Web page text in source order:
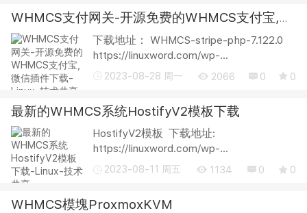
软件不...
WHMCS支付网关-开源免费的WHMCS支付宝,微信插件下载
下载地址： WHMCS-stripe-php-7.122.0
https://linuxword.com/wp-
content/uploads/2023/08/WHMCS-
stripe-php-7.122.0.zip WHMCS是一个非常
除个别公司自己开发了一...
2023-08-28 周一 2066 0 0
最新的WHMCS系统HostifyV2模板下载
HostifyV2模板 下载地址:
https://linuxword.com/wp-
content/uploads/2023/08/HostifyV2模
2023-08-11 周五 1134 0 0
WHMCS模塊ProxmoxKVM